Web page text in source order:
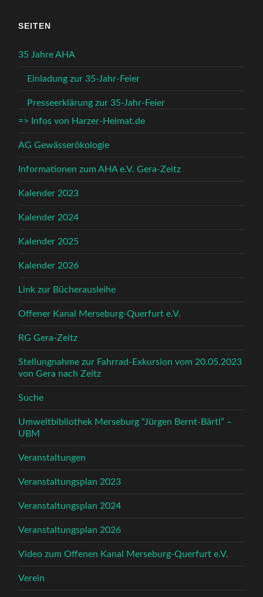
SEITEN
35 Jahre AHA
Einladung zur 35-Jahr-Feier
Presseerklärung zur 35-Jahr-Feier
=> Infos von Harzer-Heimat.de
AG Gewässerökologie
Informationen zum AHA e.V. Gera-Zeitz
Kalender 2023
Kalender 2024
Kalender 2025
Kalender 2026
Link zur Bücherausleihe
Offener Kanal Merseburg-Querfurt e.V.
RG Gera-Zeitz
Stellungnahme zur Fahrrad-Exkursion vom 20.05.2023
von Gera nach Zeitz
Suche
Umweltbibliothek Merseburg “Jürgen Bernt-Bärtl” –
UBM
Veranstaltungen
Veranstaltungsplan 2023
Veranstaltungsplan 2024
Veranstaltungsplan 2026
Video zum Offenen Kanal Merseburg-Querfurt e.V.
Verein